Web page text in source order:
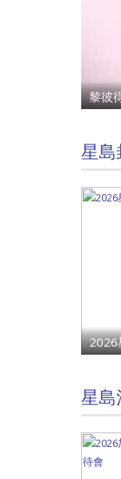
星
2026
星島